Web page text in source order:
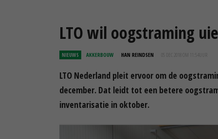
LTO wil oogstraming
NIEUWS AKKERBOUW HAN REINDSEN 05 DEC 2018 OM 11:54
LTO Nederland pleit ervoor om de
december. Dat leidt tot een betere
inventarisatie in oktober.